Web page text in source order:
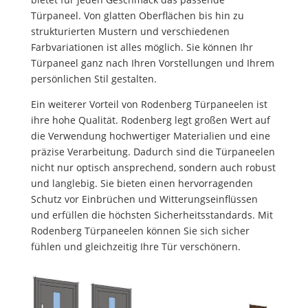
Türpaneel. Von glatten Oberflächen bis hin zu
strukturierten Mustern und verschiedenen
Farbvariationen ist alles möglich. Sie können Ihr
Türpaneel ganz nach Ihren Vorstellungen und Ihrem
persönlichen Stil gestalten.
Ein weiterer Vorteil von Rodenberg Türpaneelen ist
ihre hohe Qualität. Rodenberg legt großen Wert auf
die Verwendung hochwertiger Materialien und eine
präzise Verarbeitung. Dadurch sind die Türpaneelen
nicht nur optisch ansprechend, sondern auch robust
und langlebig. Sie bieten einen hervorragenden
Schutz vor Einbrüchen und Witterungseinflüssen
und erfüllen die höchsten Sicherheitsstandards. Mit
Rodenberg Türpaneelen können Sie sich sicher
fühlen und gleichzeitig Ihre Tür verschönern.